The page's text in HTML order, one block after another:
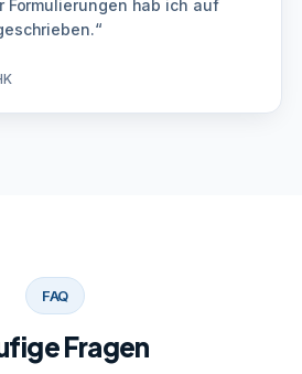
Formulierungen hab ich auf
FAQ
Fragen